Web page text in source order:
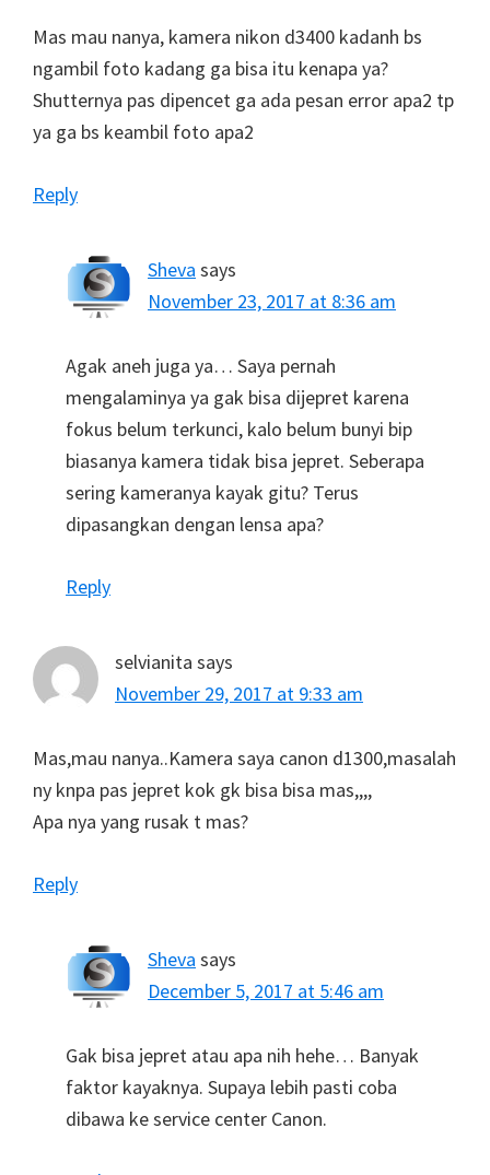
Mas mau nanya, kamera nikon d3400 kadanh bs
ngambil foto kadang ga bisa itu kenapa ya?
Shutternya pas dipencet ga ada pesan error apa2 tp
ya ga bs keambil foto apa2
Reply
Sheva says
November 23, 2017 at 8:36 am
Agak aneh juga ya… Saya pernah
mengalaminya ya gak bisa dijepret karena
fokus belum terkunci, kalo belum bunyi bip
biasanya kamera tidak bisa jepret. Seberapa
sering kameranya kayak gitu? Terus
dipasangkan dengan lensa apa?
Reply
selvianita says
November 29, 2017 at 9:33 am
Mas,mau nanya..Kamera saya canon d1300,masalah
ny knpa pas jepret kok gk bisa bisa mas,,,,
Apa nya yang rusak t mas?
Reply
Sheva says
December 5, 2017 at 5:46 am
Gak bisa jepret atau apa nih hehe… Banyak
faktor kayaknya. Supaya lebih pasti coba
dibawa ke service center Canon.